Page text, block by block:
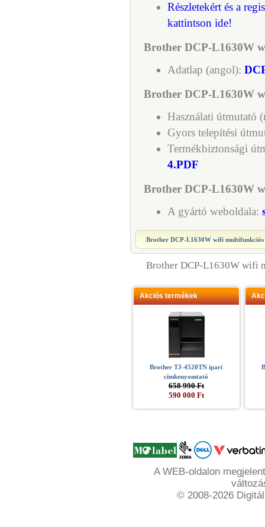
Részletekért és a
kattintson ide!
Brother DCP-L1630W
Adatlap (angol):
Brother DCP-L1630W
Használati útmutató
Gyors telepítési
Termékbiztonsági
4.PDF
Brother DCP-L1630W
A gyártó weboldala:
Brother DCP-L1630W wifi multifunkciós
Brother DCP-L1630W wifi
Akciós termékek
Brother TJ-4520TN ipari
címkenyomtató
658 990 Ft
590 000 Ft
A WEB-oldalon
© 2008-2026